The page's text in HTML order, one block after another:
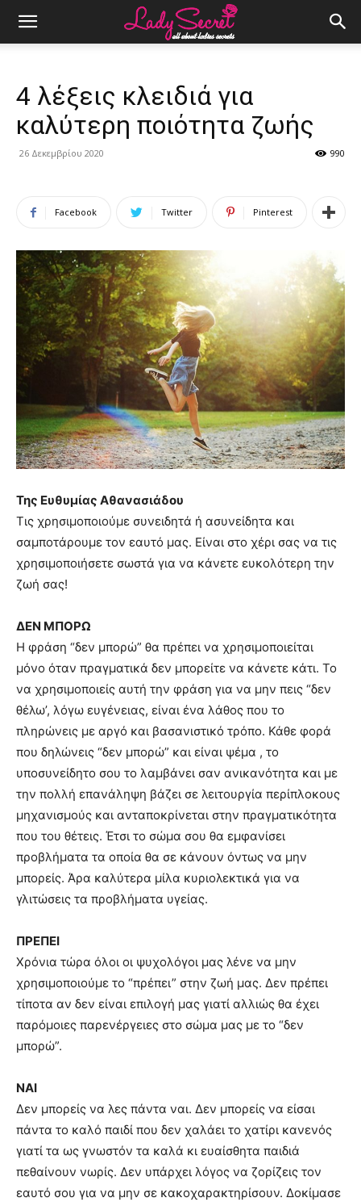
4 λέξεις κλειδιά για
καλύτερη ποιότητα ζωής
26 Δεκεμβρίου 2020 990
Facebook Twitter Pinterest
Της Ευθυμίας Αθανασιάδου
Τις χρησιμοποιούμε συνειδητά ή ασυνείδητα και
σαμποτάρουμε τον εαυτό μας. Είναι στο χέρι σας να τις
χρησιμοποιήσετε σωστά για να κάνετε ευκολότερη την
ζωή σας!
ΔΕΝ ΜΠΟΡΩ
Η φράση “δεν μπορώ” θα πρέπει να χρησιμοποιείται
μόνο όταν πραγματικά δεν μπορείτε να κάνετε κάτι. Το
να χρησιμοποιείς αυτή την φράση για να μην πεις “δεν
θέλω’, λόγω ευγένειας, είναι ένα λάθος που το
πληρώνεις με αργό και βασανιστικό τρόπο. Κάθε φορά
που δηλώνεις “δεν μπορώ” και είναι ψέμα , το
υποσυνείδητο σου το λαμβάνει σαν ανικανότητα και με
την πολλή επανάληψη βάζει σε λειτουργία περίπλοκους
μηχανισμούς και ανταποκρίνεται στην πραγματικότητα
που του θέτεις. Έτσι το σώμα σου θα εμφανίσει
προβλήματα τα οποία θα σε κάνουν όντως να μην
μπορείς. Άρα καλύτερα μίλα κυριολεκτικά για να
γλιτώσεις τα προβλήματα υγείας.
ΠΡΕΠΕΙ
Χρόνια τώρα όλοι οι ψυχολόγοι μας λένε να μην
χρησιμοποιούμε το “πρέπει” στην ζωή μας. Δεν πρέπει
τίποτα αν δεν είναι επιλογή μας γιατί αλλιώς θα έχει
παρόμοιες παρενέργειες στο σώμα μας με το “δεν
μπορώ”.
ΝΑΙ
Δεν μπορείς να λες πάντα ναι. Δεν μπορείς να είσαι
πάντα το καλό παιδί που δεν χαλάει το χατίρι κανενός
γιατί τα ως γνωστόν τα καλά κι ευαίσθητα παιδιά
πεθαίνουν νωρίς. Δεν υπάρχει λόγος να ζορίζεις τον
εαυτό σου για να μην σε κακοχαρακτηρίσουν. Δοκίμασε